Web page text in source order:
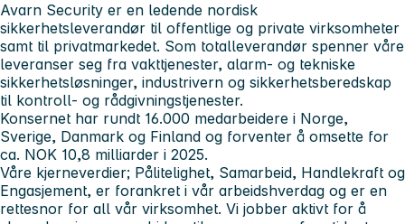
Avarn Security er en ledende nordisk
sikkerhetsleverandør til offentlige og private virksomheter
samt til privatmarkedet. Som totalleverandør spenner våre
leveranser seg fra vakttjenester, alarm- og tekniske
sikkerhetsløsninger, industrivern og sikkerhetsberedskap
til kontroll- og rådgivningstjenester.
Konsernet har rundt 16.000 medarbeidere i Norge,
Sverige, Danmark og Finland og forventer å omsette for
ca. NOK 10,8 milliarder i 2025.
Våre kjerneverdier; Pålitelighet, Samarbeid, Handlekraft og
Engasjement, er forankret i vår arbeidshverdag og er en
rettesnor for all vår virksomhet. Vi jobber aktivt for å